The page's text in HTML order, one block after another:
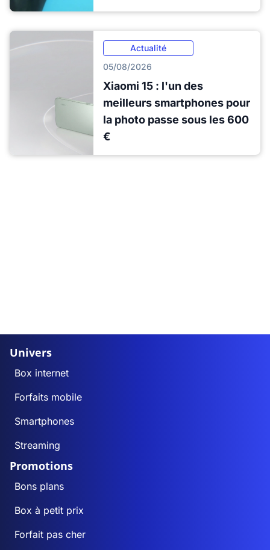
Actualité
05/08/2026
Xiaomi 15 : l'un des
meilleurs smartphones pour
la photo passe sous les 600
€
Univers
Box internet
Forfaits mobile
Smartphones
Streaming
Promotions
Bons plans
Box à petit prix
Forfait pas cher